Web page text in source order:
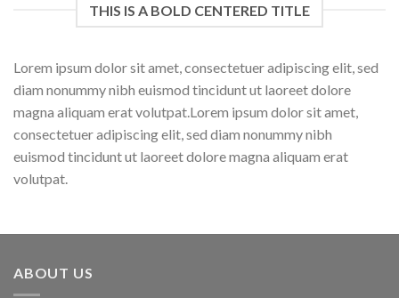
THIS IS A BOLD CENTERED TITLE
Lorem ipsum dolor sit amet, consectetuer adipiscing elit, sed
diam nonummy nibh euismod tincidunt ut laoreet dolore
magna aliquam erat volutpat.Lorem ipsum dolor sit amet,
consectetuer adipiscing elit, sed diam nonummy nibh
euismod tincidunt ut laoreet dolore magna aliquam erat
volutpat.
ABOUT US